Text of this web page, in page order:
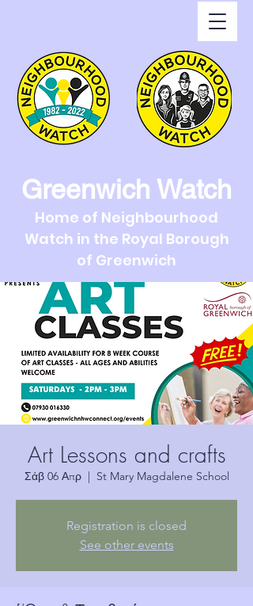
Greenwich Watch
Home of Neighbourhood
Watch in the Royal Borough
of Greenwich
Art Lessons and crafts
Σάβ 06 Απρ
  |
St Mary Magdalene School
Registration is closed
See other events